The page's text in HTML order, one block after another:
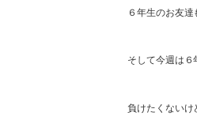
６年生のお友
そして今週は６
負けたくないけ